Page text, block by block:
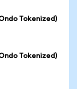
Tokenized)
Tokenized)